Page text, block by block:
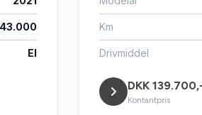
43.000
El
Km
Drivmiddel
DKK
Kontantpris